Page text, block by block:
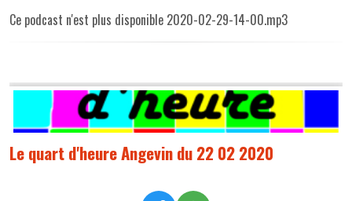
Ce podcast n'est plus disponible 2020-02-29-14-00.mp3
Le quart d'heure Angevin du 22 02 2020